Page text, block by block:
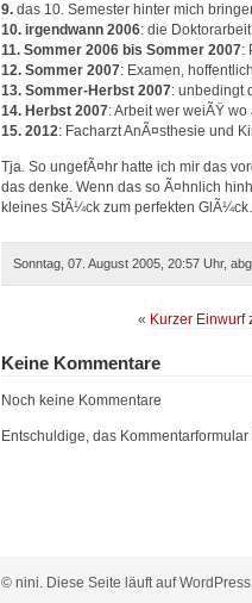
9. das 10. Semester hinter mich
10. irgendwann 2006: die
11. Sommer 2006 bis Sommer 2007:
12. Sommer 2007: Examen,
13. Sommer-Herbst 2007: unbedingt
14. Herbst 2007: Arbeit wer weiÃŸ
15. 2012: Facharzt AnÃ¤sthesie und
Tja. So ungefÃ¤hr hatte ich mir das
das denke. Wenn das so Ã¤hnlich
kleines StÃ¼ck zum perfekten
Sonntag, 07. August 2005, 20:57 Uhr,
« Kurzer Einwurf
Keine Kommentare
Noch keine Kommentare
Entschuldige, das
© nini. Diese Seite läuft auf